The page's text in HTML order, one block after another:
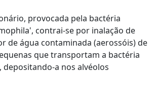
provocada pela bactéria
contrai-se por inalação de
de água contaminada (aerossóis) de
que transportam a bactéria
depositando-a nos alvéolos